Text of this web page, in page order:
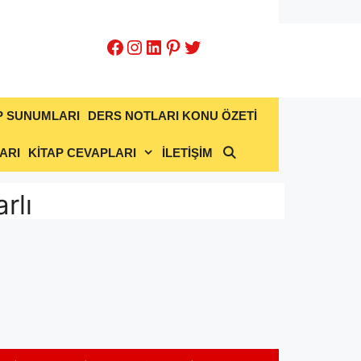
Facebook
Instagram
LinkedIn
Pinterest
Twitter
SUNUMLARI DERS NOTLARI KONU ÖZETİ
KİTAP CEVAPLARI İLETİŞİM